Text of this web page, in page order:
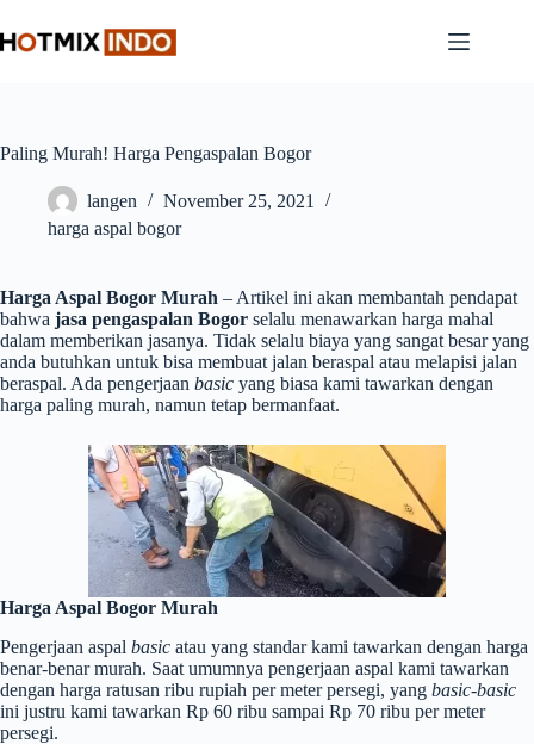
to
content
Paling Murah! Harga Pengaspalan Bogor
langen
November 25, 2021
harga aspal bogor
Harga Aspal Bogor Murah – Artikel ini akan membantah pendapat
bahwa jasa pengaspalan Bogor selalu menawarkan harga mahal
dalam memberikan jasanya. Tidak selalu biaya yang sangat besar yang
anda butuhkan untuk bisa membuat jalan beraspal atau melapisi jalan
beraspal. Ada pengerjaan basic yang biasa kami tawarkan dengan
harga paling murah, namun tetap bermanfaat.
Harga Aspal Bogor Murah
Pengerjaan aspal basic atau yang standar kami tawarkan dengan harga
benar-benar murah. Saat umumnya pengerjaan aspal kami tawarkan
dengan harga ratusan ribu rupiah per meter persegi, yang basic-basic
ini justru kami tawarkan Rp 60 ribu sampai Rp 70 ribu per meter
persegi.